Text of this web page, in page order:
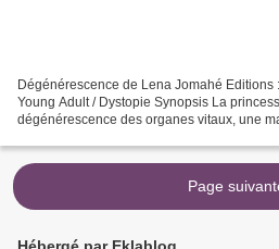
Dégénérescence de Lena Jomahé
Young Adult / Dystopie Synopsis La
dégénérescence des organes vitaux, une
Page